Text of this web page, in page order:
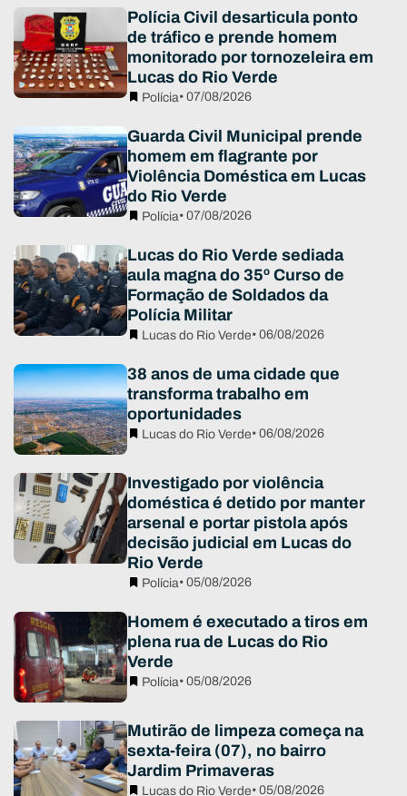
Polícia Civil desarticula ponto
de tráfico e prende homem
monitorado por tornozeleira em
Lucas do Rio Verde
Polícia• 07/08/2026
Guarda Civil Municipal prende
homem em flagrante por
Violência Doméstica em Lucas
do Rio Verde
Polícia• 07/08/2026
Lucas do Rio Verde sediada
aula magna do 35º Curso de
Formação de Soldados da
Polícia Militar
Lucas do Rio Verde• 06/08/2026
38 anos de uma cidade que
transforma trabalho em
oportunidades
Lucas do Rio Verde• 06/08/2026
Investigado por violência
doméstica é detido por manter
arsenal e portar pistola após
decisão judicial em Lucas do
Rio Verde
Polícia• 05/08/2026
Homem é executado a tiros em
plena rua de Lucas do Rio
Verde
Polícia• 05/08/2026
Mutirão de limpeza começa na
sexta-feira (07), no bairro
Jardim Primaveras
Lucas do Rio Verde• 05/08/2026